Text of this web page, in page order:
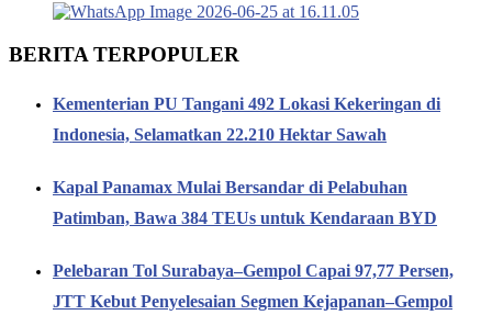
BERITA TERPOPULER
Kementerian PU Tangani 492 Lokasi Kekeringan di
Indonesia, Selamatkan 22.210 Hektar Sawah
Kapal Panamax Mulai Bersandar di Pelabuhan
Patimban, Bawa 384 TEUs untuk Kendaraan BYD
Pelebaran Tol Surabaya–Gempol Capai 97,77 Persen,
JTT Kebut Penyelesaian Segmen Kejapanan–Gempol